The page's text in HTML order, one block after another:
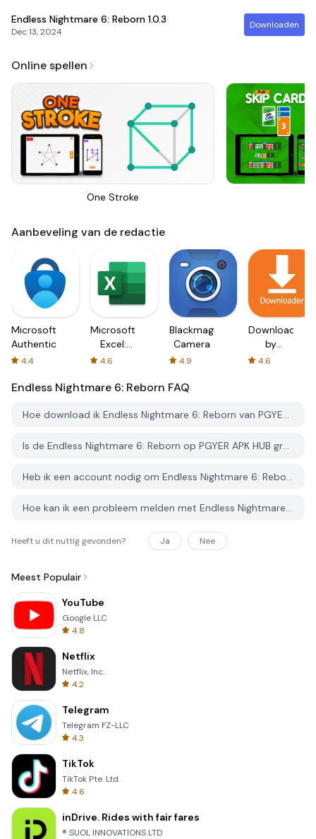
Endless Nightmare 6: Reborn 1.0.3
Dec 13, 2024
Downloaden
Online spellen
One Stroke
Aanbeveling van de redactie
Microsoft
Authenticator
4.4
Microsoft
Excel:
Spreadsheets
4.6
Blackmagic
Camera
4.9
Downloader
by
AFTVnews
4.6
Endless Nightmare 6: Reborn FAQ
Hoe download ik Endless Nightmare 6: Reborn van PGYER APK HUB?
Is de Endless Nightmare 6: Reborn op PGYER APK HUB gratis te downloaden?
Heb ik een account nodig om Endless Nightmare 6: Reborn van PGYER APK HUB te downloaden?
Hoe kan ik een probleem melden met Endless Nightmare 6: Reborn op PGYER APK HUB?
Heeft u dit nuttig gevonden? Ja Nee
Meest Populair
YouTube
Google LLC
4.8
Netflix
Netflix, Inc.
4.2
Telegram
Telegram FZ-LLC
4.3
TikTok
TikTok Pte. Ltd.
4.6
inDrive. Rides with fair fares
® SUOL INNOVATIONS LTD